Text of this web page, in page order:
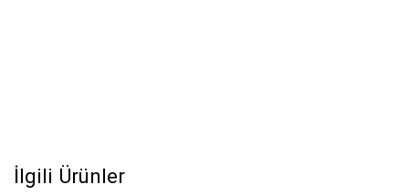
İlgili Ürünler